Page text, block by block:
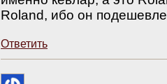
Roland, ибо он
Ответить